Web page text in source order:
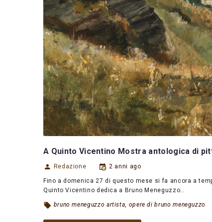
A Quinto Vicentino Mostra antologica di
Redazione 2 anni ago
Fino a domenica 27 di questo mese si fa ancora a
Quinto Vicentino dedica a Bruno Meneguzzo…
bruno meneguzzo artista, opere di bruno meneguzzo